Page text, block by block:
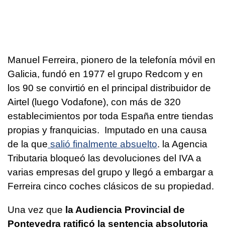
Manuel Ferreira, pionero de la telefonía móvil en
Galicia, fundó en 1977 el grupo Redcom y en
los 90 se convirtió en el principal distribuidor de
Airtel (luego Vodafone), con más de 320
establecimientos por toda España entre tiendas
propias y franquicias. Imputado en una causa
de la que salió finalmente absuelto. la Agencia
Tributaria bloqueó las devoluciones del IVA a
varias empresas del grupo y llegó a embargar a
Ferreira cinco coches clásicos de su propiedad.
Una vez que la Audiencia Provincial de
Pontevedra ratificó la sentencia absolutoria